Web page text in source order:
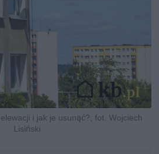
i jak je usunąć?, fot. Wojciech
Lisiński